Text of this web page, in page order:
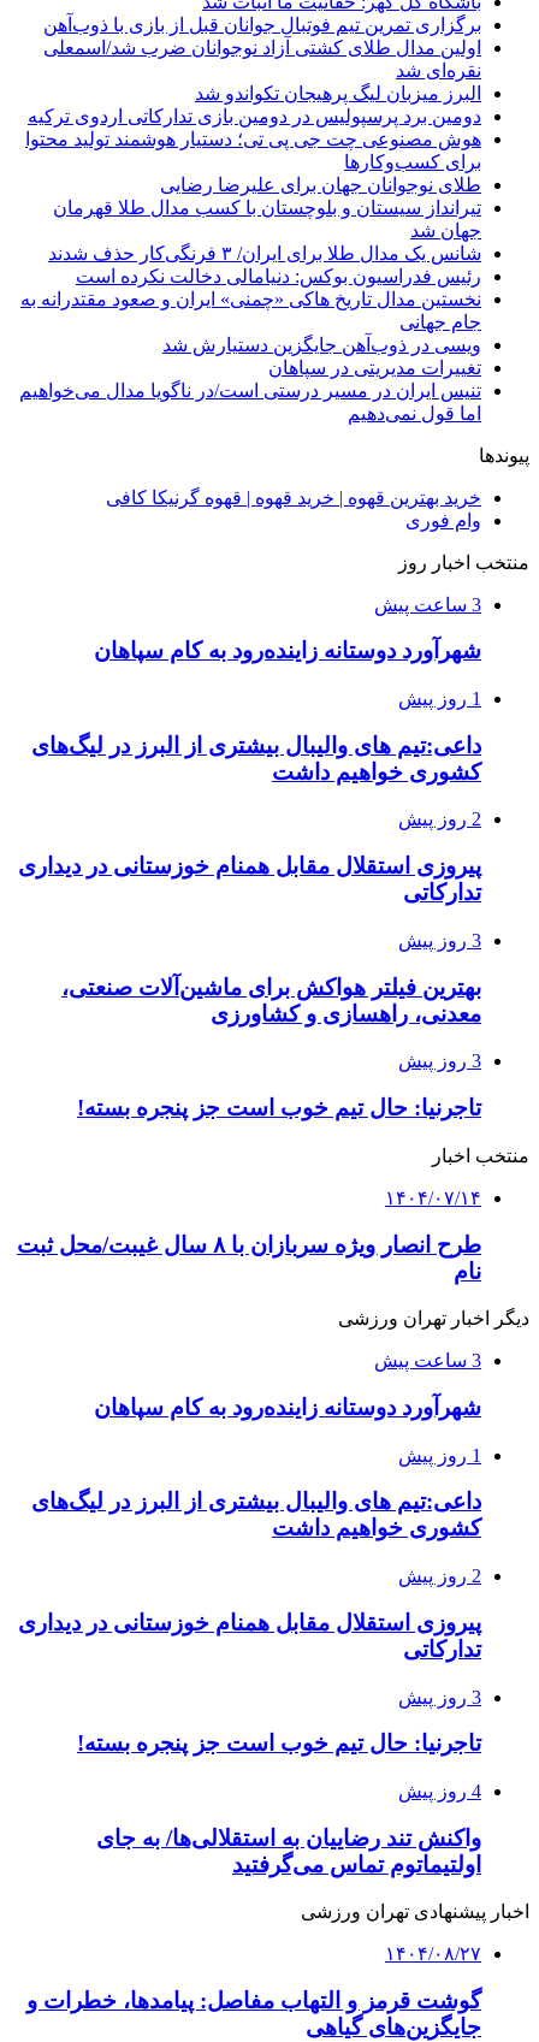
برگزاری تمرین تیم فوتبال جوانان قبل از بازی با ذوب‌آهن
اولین مدال طلای کشتی آزاد نوجوانان ضرب شد/اسمعلی
نقره‌ای شد
البرز میزبان لیگ پرهیجان تکواندو شد
دومین برد پرسپولیس در دومین بازی تدارکاتی اردوی ترکیه
هوش مصنوعی چت جی پی تی؛ دستیار هوشمند تولید محتوا
برای کسب‌وکارها
طلای نوجوانان جهان برای علیرضا رضایی
تیرانداز سیستان و بلوچستان با کسب مدال طلا قهرمان
جهان شد
شانس یک مدال طلا برای ایران/ ۳ فرنگی‌کار حذف شدند
رئیس فدراسیون بوکس: دنیامالی دخالت نکرده است
نخستین مدال تاریخ هاکی «چمنی» ایران و صعود مقتدرانه به
جام جهانی
ویسی در ذوب‌آهن جایگزین دستیارش شد
تغییرات مدیریتی در سپاهان
تنیس ایران در مسیر درستی است/در ناگویا مدال می‌خواهیم
اما قول نمی‌دهیم
پیوندها
خرید بهترین قهوه | خرید قهوه | قهوه گرنیکا کافی
وام فوری
منتخب اخبار روز
3 ساعت پیش
شهرآورد دوستانه زاینده‌رود به کام سپاهان
1 روز پیش
داعی:تیم های والیبال بیشتری از البرز در لیگ‌های
کشوری خواهیم داشت
2 روز پیش
پیروزی استقلال مقابل همنام خوزستانی در دیداری
تدارکاتی
3 روز پیش
بهترین فیلتر هواکش برای ماشین‌آلات صنعتی،
معدنی، راهسازی و کشاورزی
3 روز پیش
تاجرنیا: حال تیم خوب است جز پنجره بسته!
منتخب اخبار
۱۴۰۴/۰۷/۱۴
طرح انصار ویژه سربازان با ۸ سال غیبت/محل ثبت
نام
دیگر اخبار تهران ورزشی
3 ساعت پیش
شهرآورد دوستانه زاینده‌رود به کام سپاهان
1 روز پیش
داعی:تیم های والیبال بیشتری از البرز در لیگ‌های
کشوری خواهیم داشت
2 روز پیش
پیروزی استقلال مقابل همنام خوزستانی در دیداری
تدارکاتی
3 روز پیش
تاجرنیا: حال تیم خوب است جز پنجره بسته!
4 روز پیش
واکنش تند رضاییان به استقلالی‌ها/ به جای
اولتیماتوم تماس می‌گرفتید
اخبار پیشنهادی تهران ورزشی
۱۴۰۴/۰۸/۲۷
گوشت قرمز و التهاب مفاصل: پیامدها، خطرات و
جایگزین‌های گیاهی